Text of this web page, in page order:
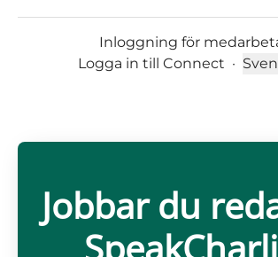
Inloggning för
Logga in till Connect ·
Byt
Jobbar du